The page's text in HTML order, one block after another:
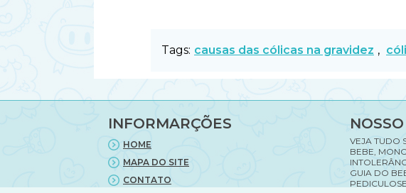
Tags: causas das cólicas na gravidez ,
INFORMARÇÕES
HOME
MAPA DO SITE
CONTATO
VEJA TUDO
BEBE,
GUIA DO